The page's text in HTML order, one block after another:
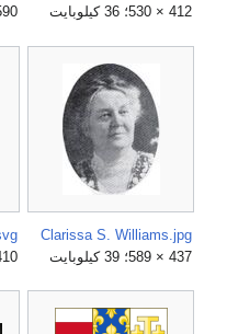
412 × 530؛ 36 كيلوبايت
590 × 636؛ 131
Clarissa S. Williams.jpg
437 × 589؛ 39 كيلوبايت
410 × 478؛ 45